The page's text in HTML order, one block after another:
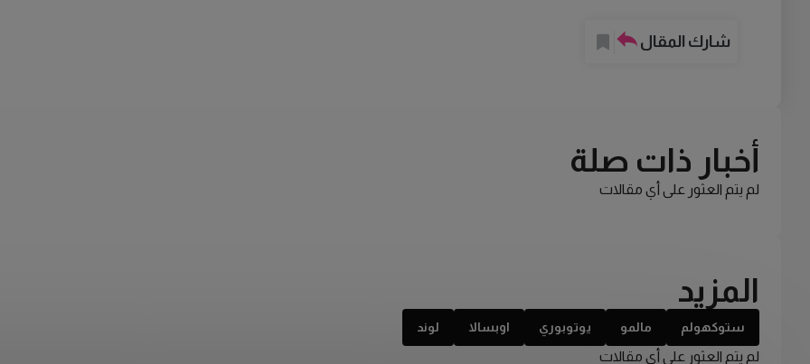
شارك المقال
أخبار ذات صلة
لم يتم العثور على أي مقالات
المزيد
ستوكهولم مالمو يوتوبوري اوبسالا لوند
لم يتم العثور على أي مقالات